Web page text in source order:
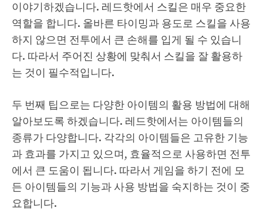
이야기하겠습니다. 레드핫에서 스킬은 매우 중요한
역할을 합니다. 올바른 타이밍과 용도로 스킬을 사용
하지 않으면 전투에서 큰 손해를 입게 될 수 있습니
다. 따라서 주어진 상황에 맞춰서 스킬을 잘 활용하
는 것이 필수적입니다.
두 번째 팁으로는 다양한 아이템의 활용 방법에 대해
알아보도록 하겠습니다. 레드핫에서는 아이템들의
종류가 다양합니다. 각각의 아이템들은 고유한 기능
과 효과를 가지고 있으며, 효율적으로 사용하면 전투
에서 큰 도움이 됩니다. 따라서 게임을 하기 전에 모
든 아이템들의 기능과 사용 방법을 숙지하는 것이 중
요합니다.